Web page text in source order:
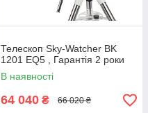
Телескоп Sky-Watcher BK
1201 EQ5 , Гарантія 2 роки
В наявності
64 040 ₴ 66 020 ₴